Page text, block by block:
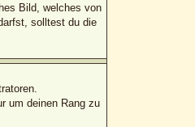
Bild, welches von
solltest du die
um deinen Rang zu